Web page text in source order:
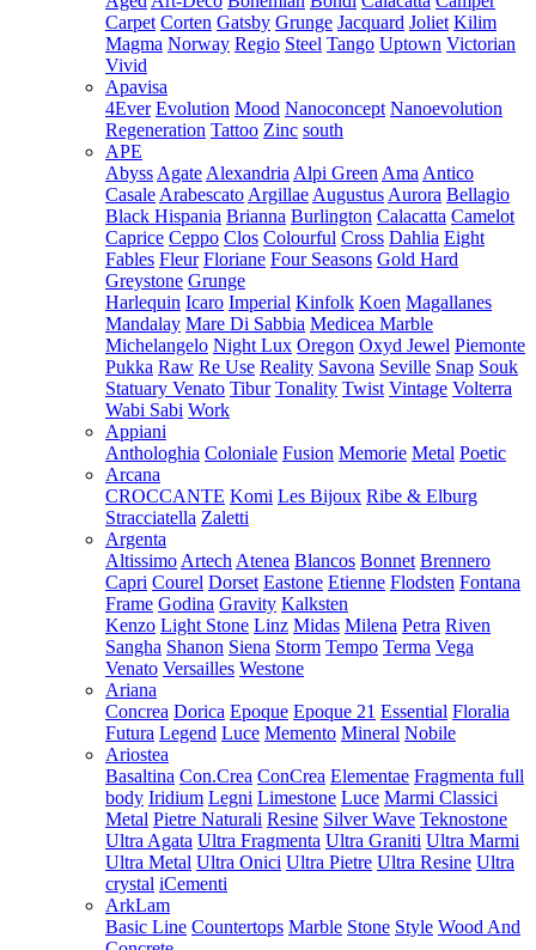
Carpet Corten Gatsby Grunge Jacquard Joliet Kilim
Magma Norway Regio Steel Tango Uptown Victorian
Vivid
Apavisa
4Ever Evolution Mood Nanoconcept Nanoevolution
Regeneration Tattoo Zinc south
APE
Abyss Agate Alexandria Alpi Green Ama Antico
Casale Arabescato Argillae Augustus Aurora Bellagio
Black Hispania Brianna Burlington Calacatta Camelot
Caprice Ceppo Clos Colourful Cross Dahlia Eight
Fables Fleur Floriane Four Seasons Gold Hard
Greystone Grunge
Harlequin Icaro Imperial Kinfolk Koen Magallanes
Mandalay Mare Di Sabbia Medicea Marble
Michelangelo Night Lux Oregon Oxyd Jewel Piemonte
Pukka Raw Re Use Reality Savona Seville Snap Souk
Statuary Venato Tibur Tonality Twist Vintage Volterra
Wabi Sabi Work
Appiani
Anthologhia Coloniale Fusion Memorie Metal Poetic
Arcana
CROCCANTE Komi Les Bijoux Ribe & Elburg
Stracciatella Zaletti
Argenta
Altissimo Artech Atenea Blancos Bonnet Brennero
Capri Courel Dorset Eastone Etienne Flodsten Fontana
Frame Godina Gravity Kalksten
Kenzo Light Stone Linz Midas Milena Petra Riven
Sangha Shanon Siena Storm Tempo Terma Vega
Venato Versailles Westone
Ariana
Concrea Dorica Epoque Epoque 21 Essential Floralia
Futura Legend Luce Memento Mineral Nobile
Ariostea
Basaltina Con.Crea ConCrea Elementae Fragmenta full
body Iridium Legni Limestone Luce Marmi Classici
Metal Pietre Naturali Resine Silver Wave Teknostone
Ultra Agata Ultra Fragmenta Ultra Graniti Ultra Marmi
Ultra Metal Ultra Onici Ultra Pietre Ultra Resine Ultra
crystal iCementi
ArkLam
Basic Line Countertops Marble Stone Style Wood And